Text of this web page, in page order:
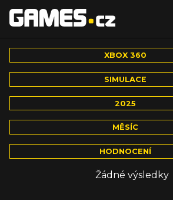
XBOX 360
SIMULACE
2025
MĚSÍC
HODNOCENÍ
Žádné výsledky